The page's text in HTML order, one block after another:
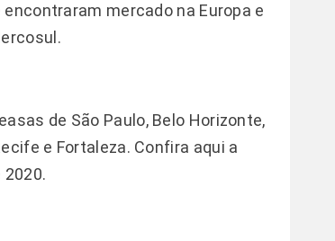
mercado na Europa e
de São Paulo, Belo Horizonte,
e Fortaleza. Confira aqui a